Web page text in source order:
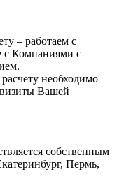
– работаем с
с Компаниями с
необходимо
Вашей
собственным
Пермь,